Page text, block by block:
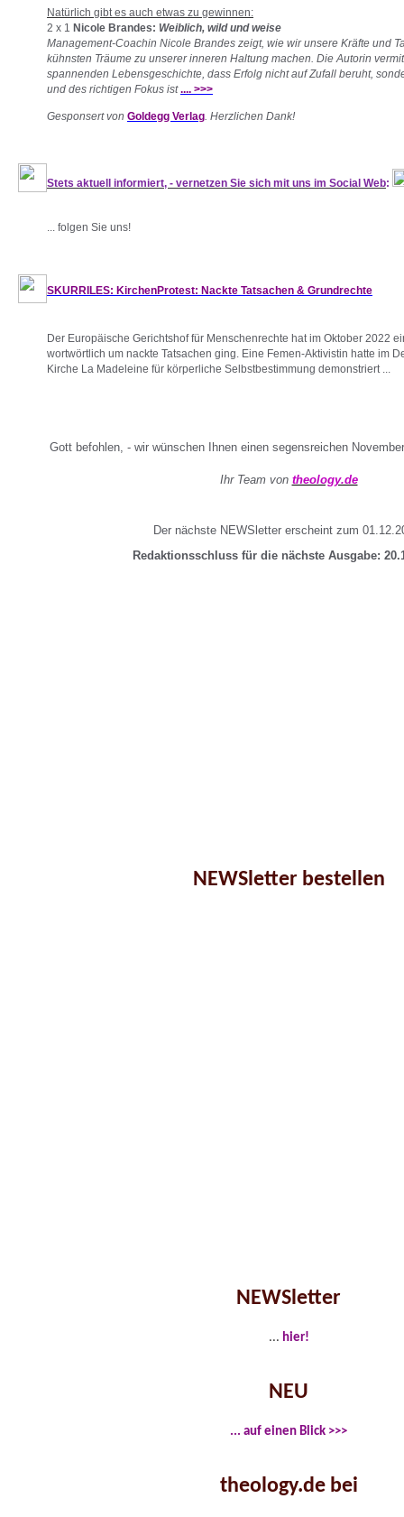
Natürlich gibt es auch etwas zu gewinnen:
2 x 1 Nicole Brandes: Weiblich, wild und weise
Management-Coachin Nicole Brandes zeigt, wie wir unsere Kräfte und
kühnsten Träume zu unserer inneren Haltung machen. Die Autorin
spannenden Lebensgeschichte, dass Erfolg nicht auf Zufall beruht,
und des richtigen Fokus ist .... >>>
Gesponsert von Goldegg Verlag. Herzlichen Dank!
Stets aktuell informiert, - vernetzen Sie sich mit uns im Social Web:
... folgen Sie uns!
SKURRILES: KirchenProtest: Nackte Tatsachen & Grundrechte
Der Europäische Gerichtshof für Menschenrechte hat im Oktober 2022
wortwörtlich um nackte Tatsachen ging. Eine Femen-Aktivistin hatte im
Kirche La Madeleine für körperliche Selbstbestimmung demonstriert ...
Gott befohlen, - wir wünschen Ihnen einen segensreichen
Ihr Team von theology.de
Der nächste NEWSletter erscheint zum
Redaktionsschluss für die nächste Ausgabe:
NEWSletter bestellen
NEWSletter
... hier!
NEU
... auf einen Blick >>>
theology.de bei